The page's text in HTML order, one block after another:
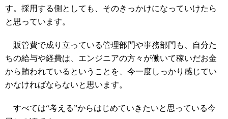
す。採用する側としても、そのきっかけになっていけたら
と思っています。
販管費で成り立っている管理部門や事務部門も、自分た
ちの給与や経費は、エンジニアの方々が働いて稼いだお金
から賄われているということを、今一度しっかり感じてい
かなければならないと思います。
すべては“考える”からはじめていきたいと思っている今